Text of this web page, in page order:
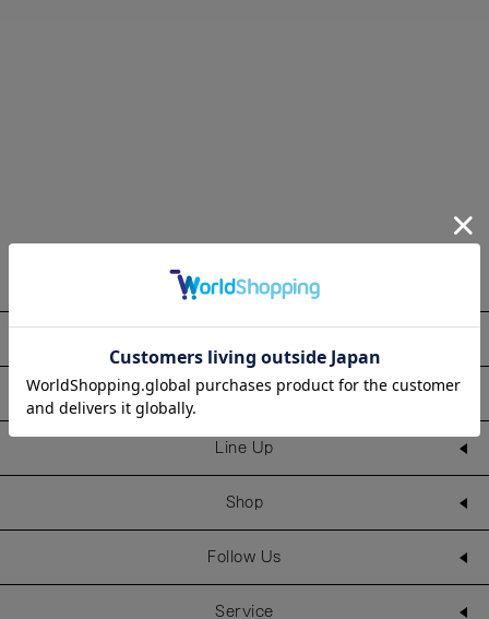
Information
Line Up
Shop
Follow Us
Service